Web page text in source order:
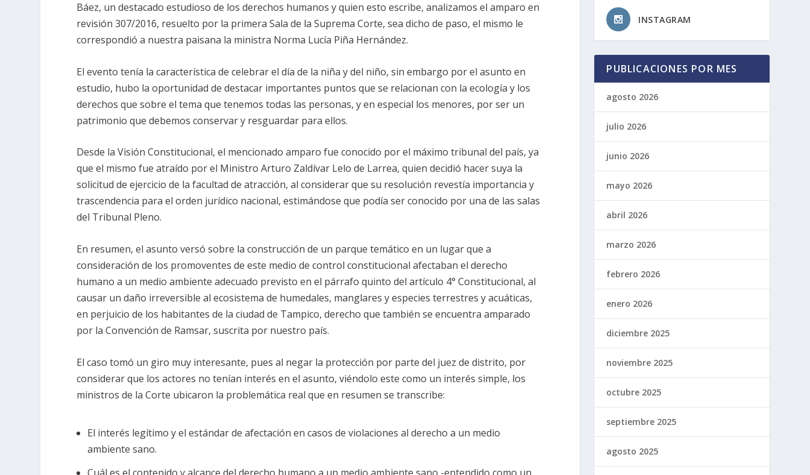
Báez, un destacado estudioso de los derechos humanos y quien esto escribe, analizamos el amparo en
revisión 307/2016, resuelto por la primera Sala de la Suprema Corte, sea dicho de paso, el mismo le
correspondió a nuestra paisana la ministra Norma Lucía Piña Hernández.
El evento tenía la característica de celebrar el día de la niña y del niño, sin embargo por el asunto en
estudio, hubo la oportunidad de destacar importantes puntos que se relacionan con la ecología y los
derechos que sobre el tema que tenemos todas las personas, y en especial los menores, por ser un
patrimonio que debemos conservar y resguardar para ellos.
Desde la Visión Constitucional, el mencionado amparo fue conocido por el máximo tribunal del país, ya
que el mismo fue atraído por el Ministro Arturo Zaldívar Lelo de Larrea, quien decidió hacer suya la
solicitud de ejercicio de la facultad de atracción, al considerar que su resolución revestía importancia y
trascendencia para el orden jurídico nacional, estimándose que podía ser conocido por una de las salas
del Tribunal Pleno.
En resumen, el asunto versó sobre la construcción de un parque temático en un lugar que a
consideración de los promoventes de este medio de control constitucional afectaban el derecho
humano a un medio ambiente adecuado previsto en el párrafo quinto del artículo 4° Constitucional, al
causar un daño irreversible al ecosistema de humedales, manglares y especies terrestres y acuáticas,
en perjuicio de los habitantes de la ciudad de Tampico, derecho que también se encuentra amparado
por la Convención de Ramsar, suscrita por nuestro país.
El caso tomó un giro muy interesante, pues al negar la protección por parte del juez de distrito, por
considerar que los actores no tenían interés en el asunto, viéndolo este como un interés simple, los
ministros de la Corte ubicaron la problemática real que en resumen se transcribe:
El interés legítimo y el estándar de afectación en casos de violaciones al derecho a un medio
ambiente sano.
Cuál es el contenido y alcance del derecho humano a un medio ambiente sano -entendido como un
INSTAGRAM
PUBLICACIONES POR MES
agosto 2026
julio 2026
junio 2026
mayo 2026
abril 2026
marzo 2026
febrero 2026
enero 2026
diciembre 2025
noviembre 2025
octubre 2025
septiembre 2025
agosto 2025